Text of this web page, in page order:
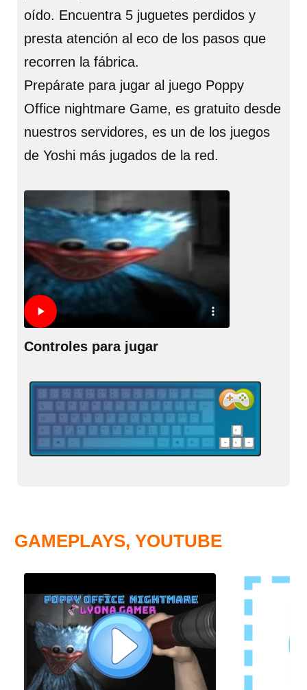
oído. Encuentra 5 juguetes perdidos y
presta atención al eco de los pasos que
recorren la fábrica.
Prepárate para jugar al juego Poppy
Office nightmare Game, es gratuito desde
nuestros servidores, es un de los juegos
de Yoshi más jugados de la red.
Controles para jugar
GAMEPLAYS, YOUTUBE